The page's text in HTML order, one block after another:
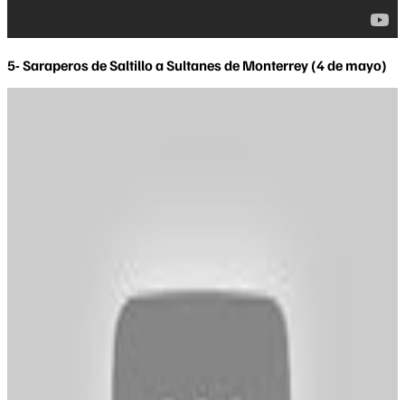
​5- Saraperos de Saltillo a Sultanes de Monterrey (4 de mayo)